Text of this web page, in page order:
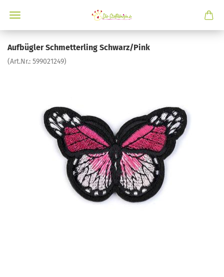
Aufbügler Schmetterling Schwarz/Pink
(Art.Nr.: 599021249)